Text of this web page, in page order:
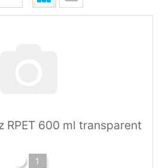
VERNAL Láhev z RPET 600 ml transparent
1